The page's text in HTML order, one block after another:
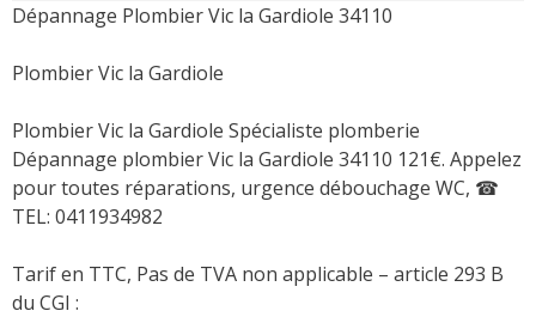
Dépannage Plombier Vic la Gardiole 34110
Plombier Vic la Gardiole
Plombier Vic la Gardiole Spécialiste plomberie
Dépannage plombier Vic la Gardiole 34110 121€. Appelez
pour toutes réparations, urgence débouchage WC, ☎
TEL: 0411934982
Tarif en TTC, Pas de TVA non applicable – article 293 B
du CGI :